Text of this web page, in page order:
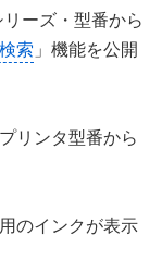
ーズ・型番から
索 」機能を公開
リンタ型番から
のインクが表示